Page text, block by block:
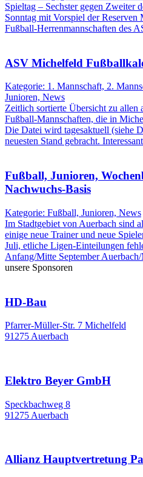
Spieltag – Sechster gegen Zweiter
Sonntag mit Vorspiel der
Fußball-Herrenmannschaften des
ASV Michelfeld
Kategorie: 1. Mannschaft, 2.
Junioren, News
Zeitlich sortierte Übersicht zu allen
Fußball-Mannschaften, die in
Die Datei wird tagesaktuell (siehe
neuesten Stand gebracht.
Fußball, Junioren,
Nachwuchs-Basis
Kategorie: Fußball, Junioren, News
Im Stadtgebiet von Auerbach sind
einige neue Trainer und neue
Juli, etliche Ligen-Einteilungen
Anfang/Mitte September
unsere Sponsoren
HD-Bau
Pfarrer-Müller-Str. 7 Michelfeld
91275 Auerbach
Elektro Beyer GmbH
Speckbachweg 8
91275 Auerbach
Allianz Hauptvertretung